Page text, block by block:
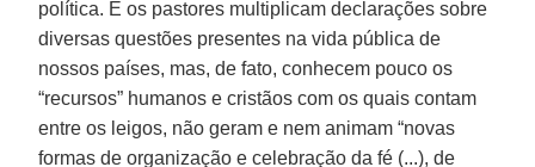
política. E os pastores multiplicam declarações sobre
diversas questões presentes na vida pública de
nossos países, mas, de fato, conhecem pouco os
“recursos” humanos e cristãos com os quais contam
entre os leigos, não geram e nem animam “novas
formas de organização e celebração da fé (...), de